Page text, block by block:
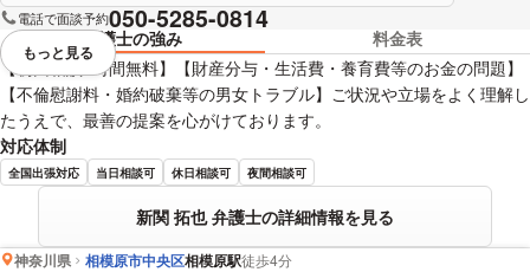
電話で面談予約050-5285-0814
弁護士の強み
料金表
【初回相談1時間無料】【財産分与・生活費・養育費等のお金の問題】
【不倫慰謝料・婚約破棄等の男女トラブル】ご状況や立場をよく理解し
たうえで、最善の提案を心がけております。
対応体制
全国出張対応 当日相談可 休日相談可 夜間相談可
新関 拓也 弁護士の詳細情報を見る
視覚的に省略されている要素を
もっと見る
神奈川県 相模原市中央区相模原駅徒歩4分